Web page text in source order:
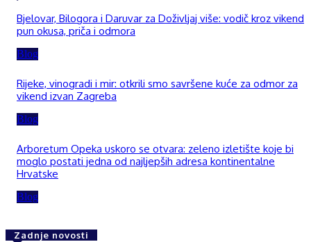
Bjelovar, Bilogora i Daruvar za Doživljaj više: vodič kroz vikend
pun okusa, priča i odmora
Blog
Rijeke, vinogradi i mir: otkrili smo savršene kuće za odmor za
vikend izvan Zagreba
Blog
Arboretum Opeka uskoro se otvara: zeleno izletište koje bi
moglo postati jedna od najljepših adresa kontinentalne
Hrvatske
Blog
Zadnje novosti